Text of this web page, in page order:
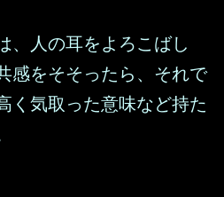
、人の耳をよろこばし
感をそそったら、それで
く気取った意味など持た